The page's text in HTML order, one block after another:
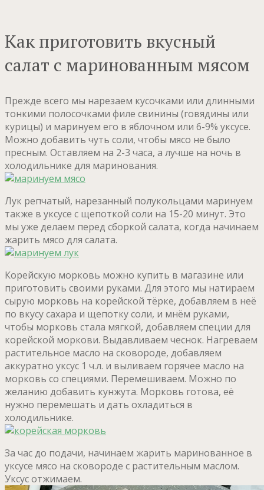
Как приготовить вкусный
салат с маринованным мясом
Прежде всего мы нарезаем кусочками или длинными
тонкими полосочками филе свинины (говядины или
курицы) и маринуем его в яблочном или 6-9% уксусе.
Можно добавить чуть соли, чтобы мясо не было
пресным. Оставляем на 2-3 часа, а лучше на ночь в
холодильнике для маринования.
Лук репчатый, нарезанный полукольцами маринуем
также в уксусе с щепоткой соли на 15-20 минут. Это
мы уже делаем перед сборкой салата, когда начинаем
жарить мясо для салата.
Корейскую морковь можно купить в магазине или
приготовить своими руками. Для этого мы натираем
сырую морковь на корейской тёрке, добавляем в неё
по вкусу сахара и щепотку соли, и мнём руками,
чтобы морковь стала мягкой, добавляем специи для
корейской моркови. Выдавливаем чеснок. Нагреваем
растительное масло на сковороде, добавляем
аккуратно уксус 1 ч.л. и выливаем горячее масло на
морковь со специями. Перемешиваем. Можно по
желанию добавить кунжута. Морковь готова, её
нужно перемешать и дать охладиться в
холодильнике.
За час до подачи, начинаем жарить маринованное в
уксусе мясо на сковороде с растительным маслом.
Уксус отжимаем.